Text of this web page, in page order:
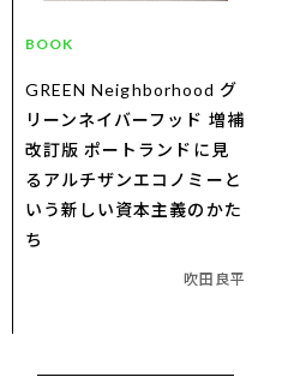
BOOK
GREEN Neighborhood グ
リーンネイバーフッド 増補
改訂版 ポートランドに見
るアルチザンエコノミーと
いう新しい資本主義のかた
ち
吹田良平